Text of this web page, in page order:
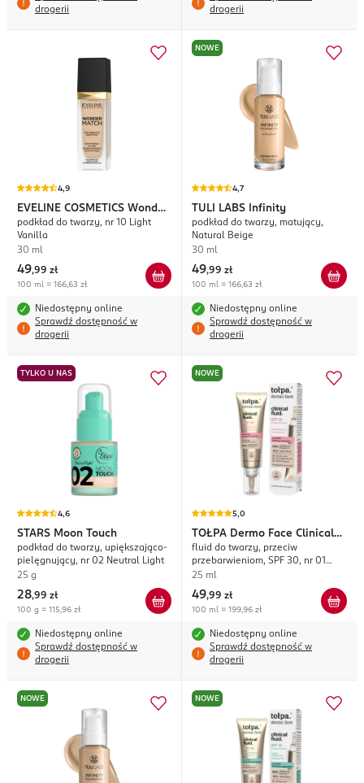
drogerii
drogerii
4,9
EVELINE COSMETICS Wonder
Match
podkład do twarzy, nr 10 Light
Vanilla
30 ml
49,99 zł
100 ml = 166,63 zł
Niedostępny online
Sprawdź dostępność w
drogerii
NOWE
4,7
TULI LABS Infinity
podkład do twarzy, matujący,
Natural Beige
30 ml
49,99 zł
100 ml = 166,63 zł
Niedostępny online
Sprawdź dostępność w
drogerii
TYLKO U NAS
4,6
STARS Moon Touch
podkład do twarzy, upiększająco-
pielęgnujący, nr 02 Neutral Light
25 g
28,99 zł
100 g = 115,96 zł
Niedostępny online
Sprawdź dostępność w
drogerii
NOWE
5,0
TOŁPA Dermo Face Clinical
Fluid.
fluid do twarzy, przeciw
przebarwieniom, SPF 30, nr 01
Light
25 ml
49,99 zł
100 ml = 199,96 zł
Niedostępny online
Sprawdź dostępność w
drogerii
NOWE NOWE